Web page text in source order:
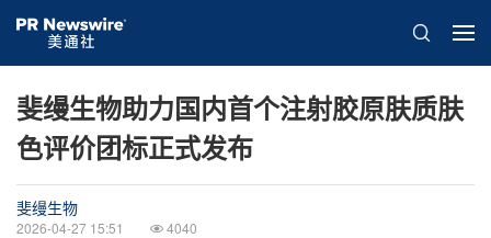
斐缦生物助力国内首个注射胶原肤质肤
色评价团标正式发布
斐缦生物
2026-04-27 15:51 4040